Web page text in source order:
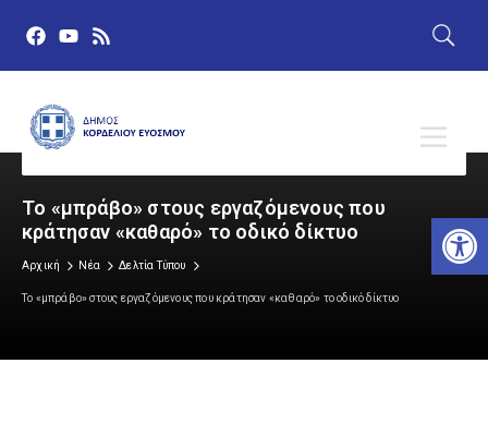
Το «μπράβο» στους εργαζόμενους που
κράτησαν «καθαρό» το οδικό δίκτυο
Αρχική Νέα Δελτία Τύπου
Το «μπράβο» στους εργαζόμενους που κράτησαν «καθαρό» το οδικό δίκτυο